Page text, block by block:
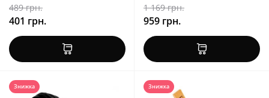
489 грн.
401 грн.
1 169 грн.
959 грн.
Знижка Знижка